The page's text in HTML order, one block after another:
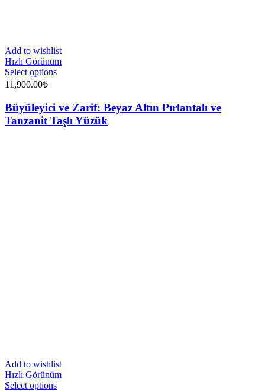
Add to wishlist
Hızlı Görünüm
Select options
11,900.00₺
Büyüleyici ve Zarif: Beyaz Altın Pırlantalı ve
Tanzanit Taşlı Yüzük
Add to wishlist
Hızlı Görünüm
Select options